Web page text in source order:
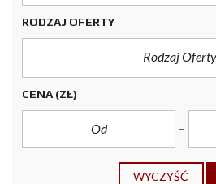
RODZAJ OFERTY
Rodzaj Oferty
CENA (ZŁ)
WYCZYŚĆ